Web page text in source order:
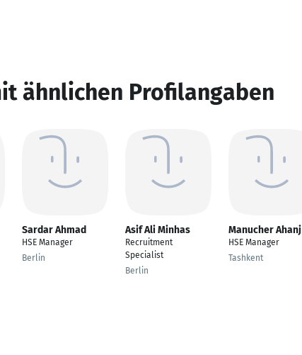
ähnlichen Profilangaben
Sardar Ahmad
HSE Manager
Berlin
Asif Ali Minhas
Recruitment
Specialist
Berlin
Manucher Ahanj
HSE Manager
Tashkent